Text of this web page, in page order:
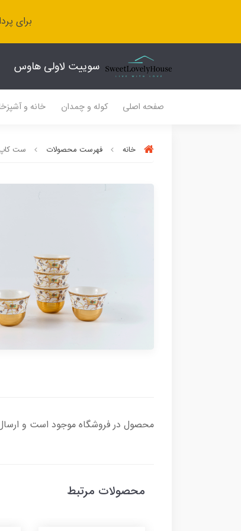
برای
سوییت لاولی هاوس
صفحه اصلی کوله و چمدان خانه و
خانه فهرست محصولات ست کاپ ۶ عددی قهوه مدل هرمس سفید
محصول در فروشگاه موجود است و ارسال بین ۲تا ۷ روز کاری زمان میبرد و هزینه ارسال به عهده مشتری
محصولات مرتبط